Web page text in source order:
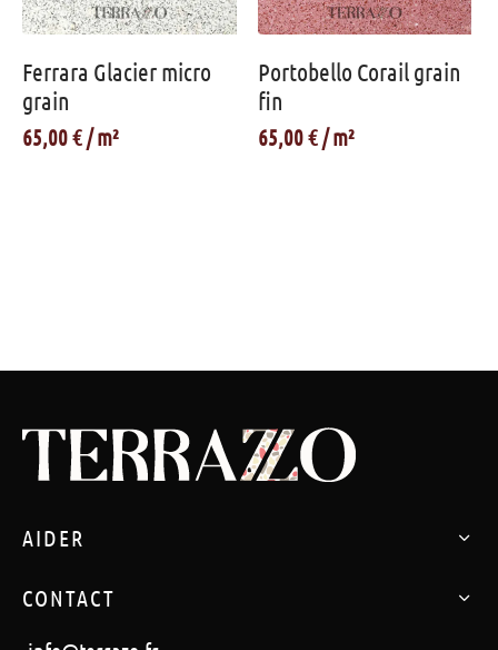
Ferrara Glacier micro
grain
65,00€
Portobello Corail grain
fin
65,00€
AIDER
CONTACT